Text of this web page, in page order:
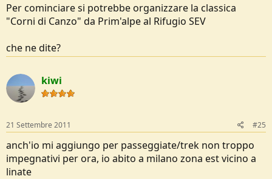
Per cominciare si potrebbe organizzare la classica
"Corni di Canzo" da Prim'alpe al Rifugio SEV
che ne dite?
kiwi
21 Settembre 2011 #25
anch'io mi aggiungo per passeggiate/trek non troppo
impegnativi per ora, io abito a milano zona est vicino a
linate